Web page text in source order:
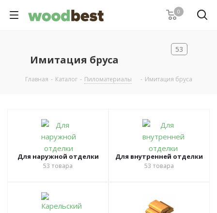
0
Имитация бруса
53
Главная - Каталог - Пиломатериалы - Имитация бруса
Для наружной отделки
53 товара
Для внутренней отделки
53 товара